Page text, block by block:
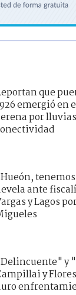
que
emergió en
por
ante
y Lagos
y
y